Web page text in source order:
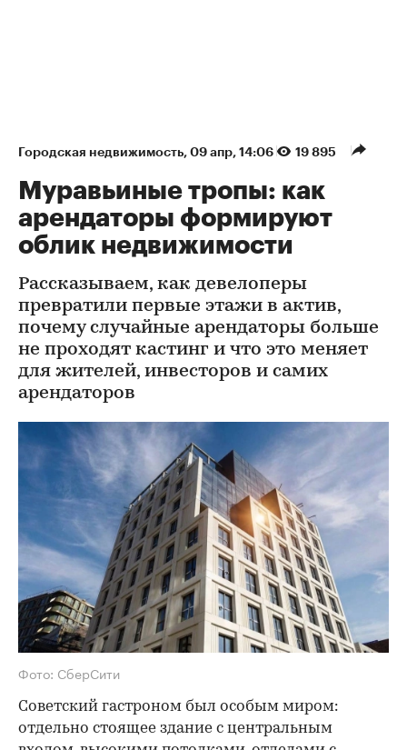
Городская недвижимость 09 апр, 14:06 19 895
Муравьиные тропы: как
арендаторы формируют
облик недвижимости
Рассказываем, как девелоперы
превратили первые этажи в актив,
почему случайные арендаторы больше
не проходят кастинг и что это меняет
для жителей, инвесторов и самих
арендаторов
Фото: СберСити
Советский гастроном был особым миром:
отдельно стоящее здание с центральным